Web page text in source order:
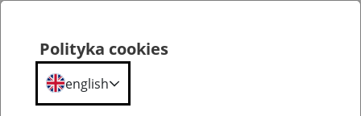
Polityka cookies
english